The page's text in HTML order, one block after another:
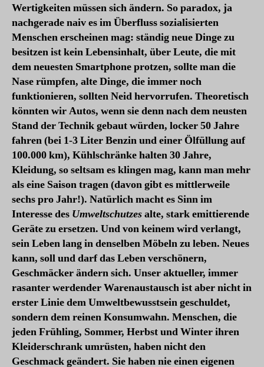
Wertigkeiten müssen sich ändern. So paradox, ja
nachgerade naiv es im Überfluss sozialisierten
Menschen erscheinen mag: ständig neue Dinge zu
besitzen ist kein Lebensinhalt, über Leute, die mit
dem neuesten Smartphone protzen, sollte man die
Nase rümpfen, alte Dinge, die immer noch
funktionieren, sollten Neid hervorrufen. Theoretisch
könnten wir Autos, wenn sie denn nach dem neusten
Stand der Technik gebaut würden, locker 50 Jahre
fahren (bei 1-3 Liter Benzin und einer Ölfüllung auf
100.000 km), Kühlschränke halten 30 Jahre,
Kleidung, so seltsam es klingen mag, kann man mehr
als eine Saison tragen (davon gibt es mittlerweile
sechs pro Jahr!). Natürlich macht es Sinn im
Interesse des Umweltschutzesalte, stark emittierende
Geräte zu ersetzen. Und von keinem wird verlangt,
sein Leben lang in denselben Möbeln zu leben. Neues
kann, soll und darf das Leben verschönern,
Geschmäcker ändern sich. Unser aktueller, immer
rasanter werdender Warenaustausch ist aber nicht in
erster Linie dem Umweltbewusstsein geschuldet,
sondern dem reinen Konsumwahn. Menschen, die
jeden Frühling, Sommer, Herbst und Winter ihren
Kleiderschrank umrüsten, haben nicht den
Geschmack geändert. Sie haben nie einen eigenen